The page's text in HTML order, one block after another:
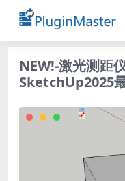
NEW!-激光测距
SketchUp2025